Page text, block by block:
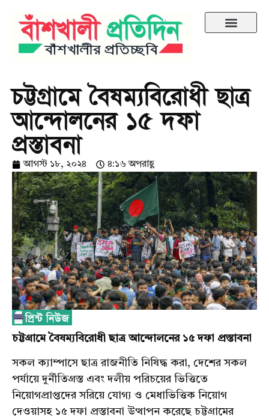
চট্টগ্রামে বৈষম্যবিরোধী ছাত্র
আন্দোলনের ১৫ দফা
প্রস্তাবনা
আগস্ট ১৮, ২০২৪ ৪:১৬ অপরাহ্ণ
চট্টগ্রামে বৈষম্যবিরোধী ছাত্র আন্দোলনের ১৫ দফা প্রস্তাবনা
সকল ক্যাম্পাসে ছাত্র রাজনীতি নিষিদ্ধ করা, দেশের সকল
পর্যায়ে দুর্নীতিগ্রস্ত এবং দলীয় পরিচয়ের ভিত্তিতে
নিয়োগপ্রাপ্তদের সরিয়ে যোগ্য ও মেধাভিত্তিক নিয়োগ
দেওয়াসহ ১৫ দফা প্রস্তাবনা উত্থাপন করেছে চট্টগ্রামের